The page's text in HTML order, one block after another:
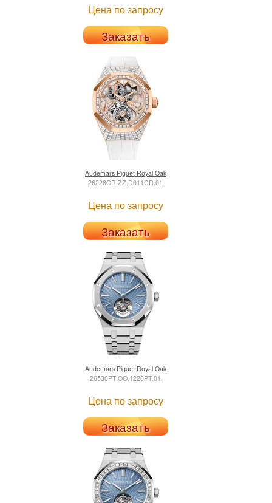
Цена по запросу
Заказать
Audemars PiguetRoyal Oak
26228OR.ZZ.D011CR.01
Цена по запросу
Заказать
Audemars PiguetRoyal Oak
26530PT.OO.1220PT.01
Цена по запросу
Заказать